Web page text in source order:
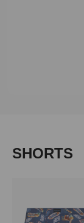
Produktgalerie
SHORTS